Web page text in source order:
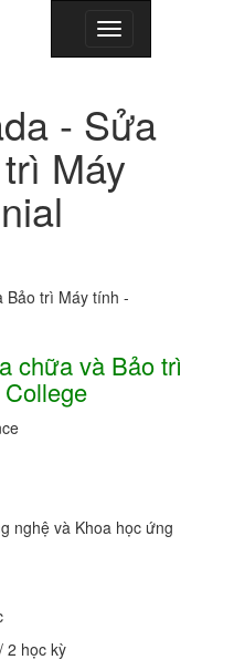
Toggle
navigation
- Sửa
Máy
chữa và Bảo trì
nghệ và Khoa học ứng
2 học kỳ